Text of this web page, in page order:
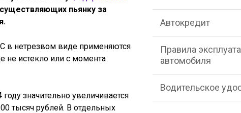
пьянку за
в нетрезвом виде применяются
не истекло или с момента
значительно увеличивается
тысяч рублей. В отдельных
Автокредит
Правила
автомобиля
Водительское